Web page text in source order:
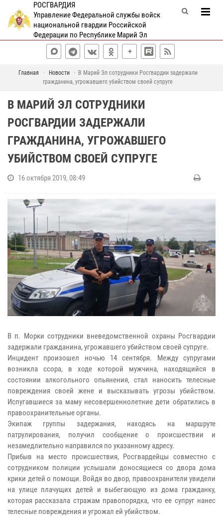
РОСГВАРДИЯ
Управление Федеральной службы войск
национальной гвардии Российской
Федерации по Республике Марий Эл
Главная Новости
В Марий Эл сотрудники Росгвардии задержали
гражданина, угрожавшего убийством своей супруге
В МАРИЙ ЭЛ СОТРУДНИКИ
РОСГВАРДИИ ЗАДЕРЖАЛИ
ГРАЖДАНИНА, УГРОЖАВШЕГО
УБИЙСТВОМ СВОЕЙ СУПРУГЕ
16 октября 2019, 08:49
В п. Морки сотрудники вневедомственной охраны Росгвардии
задержали гражданина, угрожавшего убийством своей супруге.
Инцидент произошел ночью 14 сентября. Между супругами
возникла ссора, в ходе которой мужчина, находящийся в
состоянии алкогольного опьянения, стал наносить телесные
повреждения своей жене и высказывать угрозы убийством.
Испугавшиеся за маму несовершеннолетние дети обратились в
правоохранительные органы.
Экипаж группы задержания, находясь на маршруте
патрулирования, получил сообщение о происшествии и
незамедлительно направился по указанному адресу.
Прибыв на место происшествия, Росгвардейцы совместно с
сотрудником полиции услышали доносящиеся со двора дома
крики детей о помощи. Войдя во двор, правоохранители увидели
на улице плачущих детей и выбегающую из дома гражданку,
которая рассказала стражам правопорядка, что ее супруг нанес
телесные повреждения и угрожал ей убийством.